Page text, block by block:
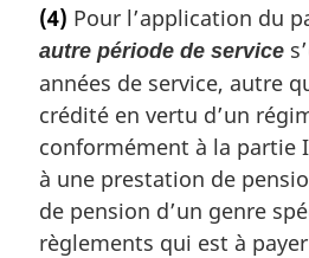
:t
e
m
r
g
i
n
a
(4) Pour l’application du
autre période de service
années de service, autre
crédité en vertu d’un
conformément à la partie
à une prestation de
de pension d’un genre
règlements qui est à